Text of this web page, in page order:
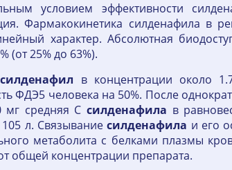
условием эффективности
Фармакокинетика силденафила в
характер. Абсолютная
(от 25% до 63%).
силденафил в концентрации около
ФДЭ5 человека на 50%. После
мг средняя C силденафила в
л. Связываниесилденафила и его
метаболита с белками плазмы
общей концентрации препарата.